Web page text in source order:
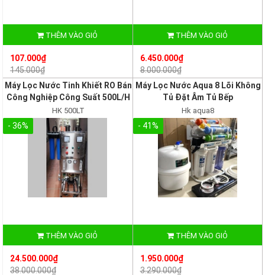
THÊM VÀO GIỎ
107.000₫
145.000₫
THÊM VÀO GIỎ
6.450.000₫
8.000.000₫
Máy Lọc Nước Tinh Khiết RO Bán
Công Nghiệp Công Suất 500L/H
HK 500LT
- 36%
THÊM VÀO GIỎ
24.500.000₫
38.000.000₫
Máy Lọc Nước Aqua 8 Lõi Không
Tủ Đặt Âm Tủ Bếp
Hk aqua8
- 41%
THÊM VÀO GIỎ
1.950.000₫
3.290.000₫